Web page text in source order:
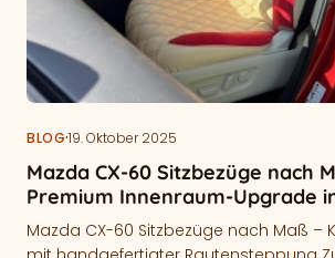
BLOG·19. Oktober 2025
Mazda CX-60 Sitzbezüge nach
Premium Innenraum-Upgrade
Mazda CX-60 Sitzbezüge nach Maß –